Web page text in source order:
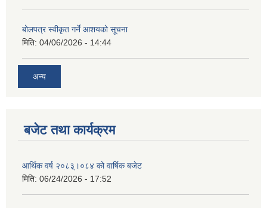
बोलपत्र स्वीकृत गर्ने आशयको सूचना
मिति: 04/06/2026 - 14:44
अन्य
बजेट तथा कार्यक्रम
आर्थिक वर्ष २०८३्।०८४ को वार्षिक बजेट
मिति: 06/24/2026 - 17:52